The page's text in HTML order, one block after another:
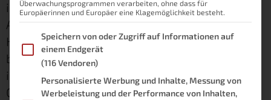
im Hinblick auf die richtige technische
Ausstattung für das eigene Büro oder den
Heimarbeitsplatz. Wie ich jetzt auch online
beobachten konnte mehren sich die Fragen
insbesondere bei der Auswahl des richtigen
Computers.
Überwachungsprogrammen verarbeiten, ohne dass für
Europäerinnen und Europäer eine Klagemöglichkeit besteht.
Im Folgenden finden Sie eine Liste der Zwecke des IAB
Speichern von oder Zugriff auf Informationen auf
einem Endgerät
(116 Vendoren)
Personalisierte Werbung und Inhalte, Messung von
Werbeleistung und der Performance von Inhalten,